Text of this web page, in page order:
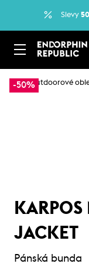
Slevy
-50%
… Outdoorové
JACKET
Pánská bunda